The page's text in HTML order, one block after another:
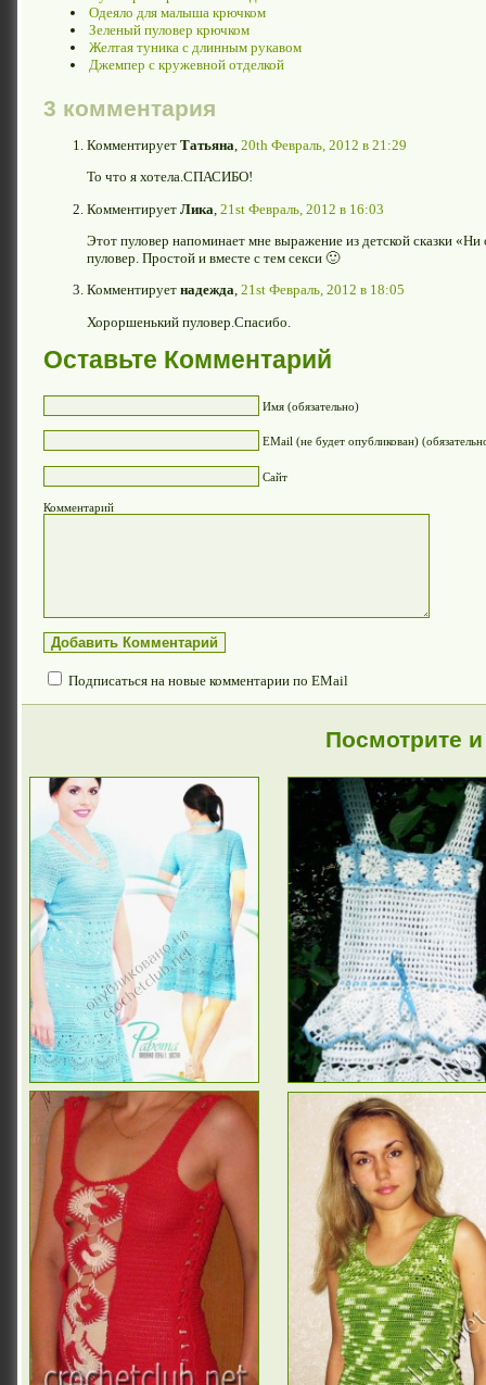
Одеяло для малыша крючком
Зеленый пуловер крючком
Желтая туника с длинным рукавом
Джемпер с кружевной отделкой
3 комментария
Комментирует Татьяна 20th Февраль, 2012 в 21:29
То что я хотела.СПАСИБО!
Комментирует Лика 21st Февраль, 2012 в 16:03
Этот пуловер напоминает мне выражение из детской сказки
пуловер. Простой и вместе с тем секси 🙂
Комментирует надежда, 21st Февраль, 2012 в 18:05
Хороршенький пуловер.Спасибо.
Оставьте Комментарий
Имя (обязательно)
EMail (не будет опубликован)
Сайт
Комментарий
Подписаться на новые комментарии по EMail
Посмотрите